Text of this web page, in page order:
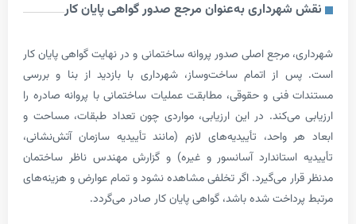
به‌عنوان مرجع صدور گواهی پایان کار
مرجع اصلی صدور پروانه ساختمانی و در نهایت گواهی پایان کار
اتمام ساخت‌وساز، شهرداری با بازدید از بنا و بررسی
فنی و حقوقی، مطابقت عملیات ساختمانی با پروانه صادره را
می‌کند. در این ارزیابی، مواردی چون تعداد طبقات، مساحت و
واحد، تأییدیه‌های لازم (مانند تأییدیه سازمان آتش‌نشانی،
استاندارد آسانسور و غیره) و گزارش مهندس ناظر ساختمان
می‌گیرد. اگر تخلفی مشاهده نشود و تمام عوارض و هزینه‌های
شده باشد، گواهی پایان کار صادر می‌گردد.